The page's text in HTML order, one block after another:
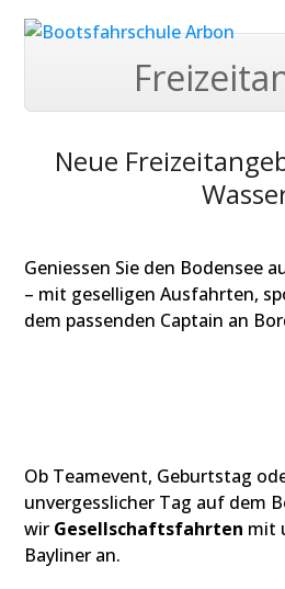
Open
Close
Neue
Geniessen Sie den Bodensee
– mit geselligen Ausfahrten,
dem passenden Captain an
Ob Teamevent, Geburtstag
unvergesslicher Tag auf dem
wir Gesellschaftsfahrten mit
Bayliner an.